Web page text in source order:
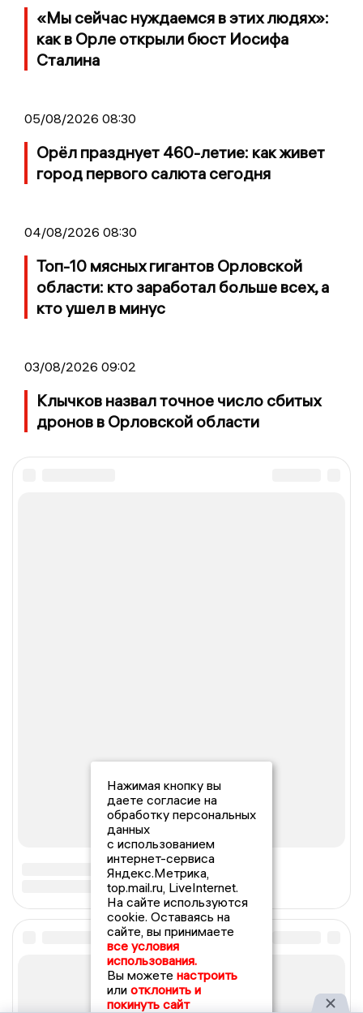
«Мы сейчас нуждаемся в этих людях»:
как в Орле открыли бюст Иосифа
Сталина
05/08/2026 08:30
Орёл празднует 460-летие: как живет
город первого салюта сегодня
04/08/2026 08:30
Топ-10 мясных гигантов Орловской
области: кто заработал больше всех, а
кто ушел в минус
03/08/2026 09:02
Клычков назвал точное число сбитых
дронов в Орловской области
Нажимая кнопку вы
даете согласие на
обработку персональных
данных
с использованием
интернет-сервиса
Яндекс.Метрика,
top.mail.ru, LiveInternet.
На сайте используются
cookie. Оставаясь на
сайте, вы принимаете
все условия
использования.
Вы можете настроить
или отклонить и
покинуть сайт